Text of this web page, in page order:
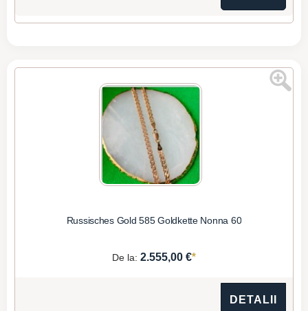
Russisches Gold 585 Goldkette Nonna 60
De la: 2.555,00 €*
DETALII